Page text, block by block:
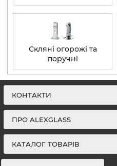
Скляні огорожі та
поручні
КОНТАКТИ
ПРО ALEXGLASS
КАТАЛОГ ТОВАРІВ